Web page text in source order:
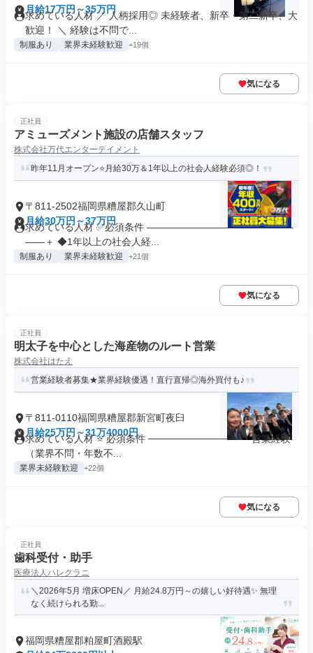
月給17万円～35万円
求めている人材 ／ 人柄採用◎ 未経験者、新卒・第二新卒、大
歓迎！ ＼ 経験は不問で...
制服あり 業界未経験歓迎 +19個
気になる
正社員
アミューズメント施設の店舗スタッフ
株式会社万代エンターテイメント
昨年11月オープン⭐月給30万＆1年以上の社会人経験必須◎！
〒811-2502福岡県糟屋郡久山町
月給30万円～37万円
求めている人材 ✅必須条件 ―――――――――――――――
――＋ ◆1年以上の社会人経...
制服あり 業界未経験歓迎 +21個
気になる
正社員
明太子を中心とした海産物のルート営業
株式会社はたえ
営業経験者募集★業界経験優遇！直行直帰◎海外買付も♪
〒811-0110福岡県糟屋郡新宮町夜臼
月給25万円～31万4000円
求めている人材 ⭐ 必須条件 ───────────── ・営業経験
（業界不問・年数不...
業界未経験歓迎 +22個
気になる
正社員
歯科受付・助手
医療法人ハレクラニ
＼2026年5月 増床OPEN／ 月給24.8万円～の嬉しい好待遇✨ 無理
なく続けられる勤...
福岡県糟屋郡粕屋町酒殿駅